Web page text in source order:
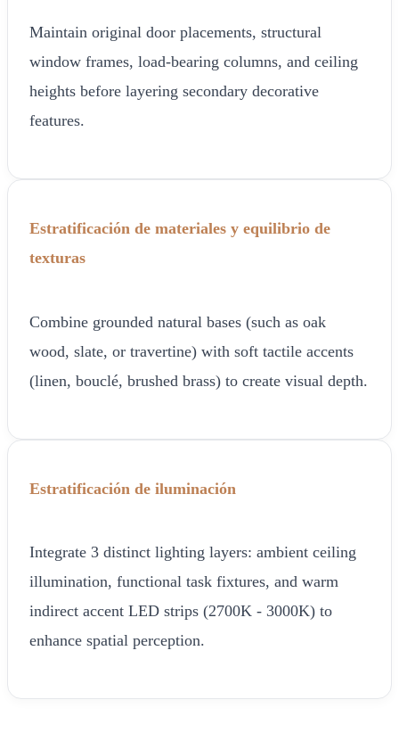
Maintain original door placements, structural
window frames, load-bearing columns, and ceiling
heights before layering secondary decorative
features.
Estratificación de materiales y equilibrio de
texturas
Combine grounded natural bases (such as oak
wood, slate, or travertine) with soft tactile accents
(linen, bouclé, brushed brass) to create visual depth.
Estratificación de iluminación
Integrate 3 distinct lighting layers: ambient ceiling
illumination, functional task fixtures, and warm
indirect accent LED strips (2700K - 3000K) to
enhance spatial perception.